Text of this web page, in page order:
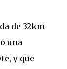
de 32km
una
y que